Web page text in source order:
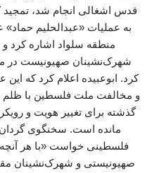
قدس اشغالی انجام شد، تمجید
به عملیات «عبدالحلیم حماد»
منطقه سلواد اشاره کرد و
شهرک‌نشینان صهیونیست در
کرد. ابوعبیده اعلام کرد که این
و مخالفت ملت فلسطین با
گذشته برای تغییر هویت و
مانده است. سخنگوی
فلسطینی خواست «با هر آنچه
صهیونیستی و شهرک‌نشینان